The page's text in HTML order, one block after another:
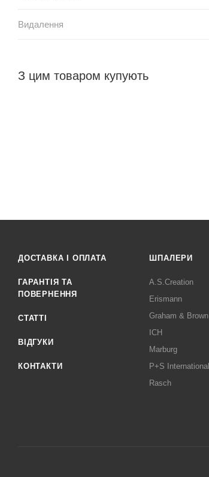
Видалення
З цим товаром купують
ДОСТАВКА І ОПЛАТА
ГАРАНТІЯ ТА
ПОВЕРНЕННЯ
СТАТТІ
ВІДГУКИ
КОНТАКТИ
ШПАЛЕРИ
A.S.Creation
Erismann
Graham & Brown
ICH
Marburg
P+S International
Rasch